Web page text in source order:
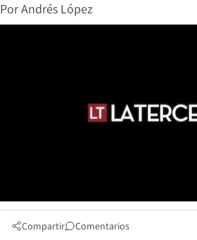
PorAndrés López
Compartir Comentarios